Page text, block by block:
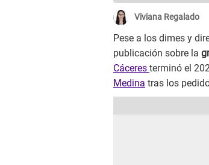
Viviana Regalado
Pese a los dimes y
publicación sobre la
Cáceres terminó el
Medina tras los